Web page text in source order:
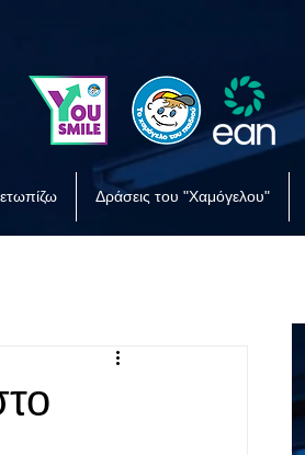
Δράσεις του "Χαμόγελου"